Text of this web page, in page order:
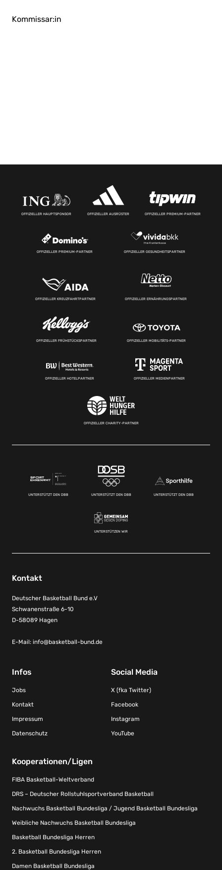
Kommissar:in
OFFIZIELLER HAUPTSPONSOR OFFIZIELLER AUSRÜSTER OFFIZIELLER PREMIUM-PARTNER
OFFIZIELLER PREMIUM-PARTNER OFFIZIELLER GESUNDHEITSPARTNER
OFFIZIELLER KREUZFAHRTPARTNER OFFIZIELLER ERNÄHRUNGSPARTNER
OFFIZIELLER FRÜHSTÜCKSPARTNER OFFIZIELLER MOBILITÄTS-PARTNER
OFFIZIELLER HOTELPARTNER OFFIZIELLER MEDIENPARTNER
OFFIZIELLER CHARITY-PARTNER
UNTERSTÜTZT DEN DBB UNTERSTÜTZT DEN DBB UNTERSTÜTZT DEN DBB
UNTERSTÜTZEN WIR
Kontakt
Deutscher Basketball Bund e.V
Schwanenstraße 6-10
D-58089 Hagen
E-Mail: info@basketball-bund.de
Infos
Jobs
Kontakt
Impressum
Datenschutz
Social Media
X (fka Twitter)
Facebook
Instagram
YouTube
Kooperationen/Ligen
FIBA Basketball-Weltverband
DRS – Deutscher Rollstuhlsportverband Basketball
Nachwuchs Basketball Bundesliga / Jugend Basketball Bundesliga
Weibliche Nachwuchs Basketball Bundesliga
Basketball Bundesliga Herren
2. Basketball Bundesliga Herren
Damen Basketball Bundesliga